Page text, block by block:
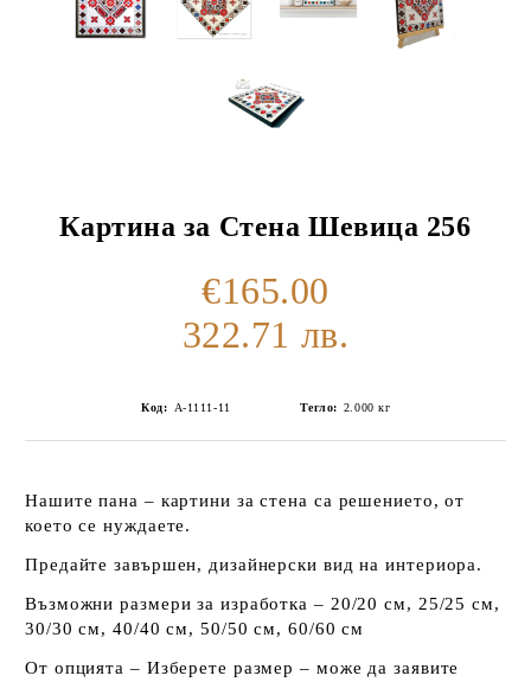
Картина за Стена Шевица 256
€165.00
322.71 лв.
Код: А-1111-11 Тегло: 2.000 кг
Нашите пана – картини за стена са решението, от
което се нуждаете.
Предайте завършен, дизайнерски вид на интериора.
Възможни размери за изработка – 20/20 см, 25/25 см,
30/30 см, 40/40 см, 50/50 см, 60/60 см
От опцията – Изберете размер – може да заявите